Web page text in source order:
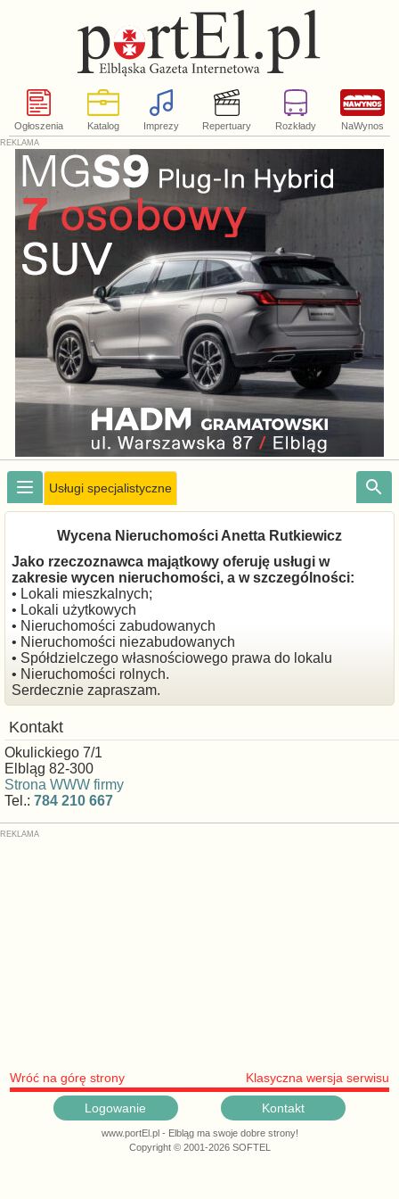
Ogłoszenia Katalog Imprezy Repertuary Rozkłady NaWynos
Usługi specjalistyczne
Wycena Nieruchomości Anetta Rutkiewicz
Jako rzeczoznawca majątkowy oferuję usługi w
zakresie wycen nieruchomości, a w szczególności:
• Lokali mieszkalnych;
• Lokali użytkowych
• Nieruchomości zabudowanych
• Nieruchomości niezabudowanych
• Spółdzielczego własnościowego prawa do lokalu
• Nieruchomości rolnych.
Serdecznie zapraszam.
Kontakt
Okulickiego 7/1
Elbląg 82-300
Strona WWW firmy
Tel.: 784 210 667
Wróć na górę strony Klasyczna wersja serwisu
Logowanie Kontakt
www.portEl.pl - Elbląg ma swoje dobre strony!
Copyright © 2001-2026 SOFTEL